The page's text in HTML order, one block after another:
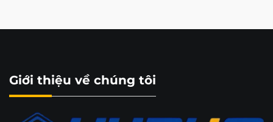
Giới thiệu về chúng tôi